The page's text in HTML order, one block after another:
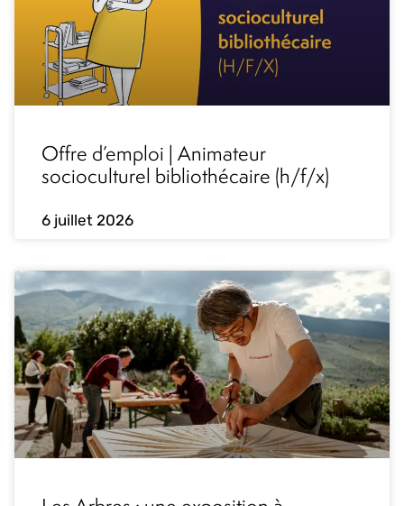
Offre d’emploi | Animateur
socioculturel bibliothécaire (h/f/x)
6 juillet 2026